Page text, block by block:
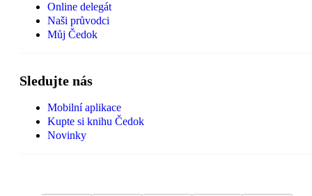
Online delegát
Naši průvodci
Můj Čedok
Sledujte nás
Mobilní aplikace
Kupte si knihu Čedok
Novinky